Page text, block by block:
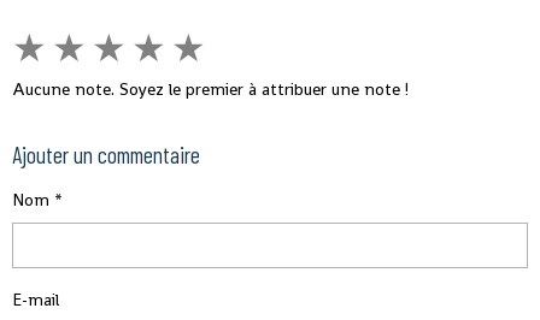
★ ★ ★ ★ ★
Aucune note. Soyez le premier à attribuer une note !
Ajouter un commentaire
Nom
E-mail